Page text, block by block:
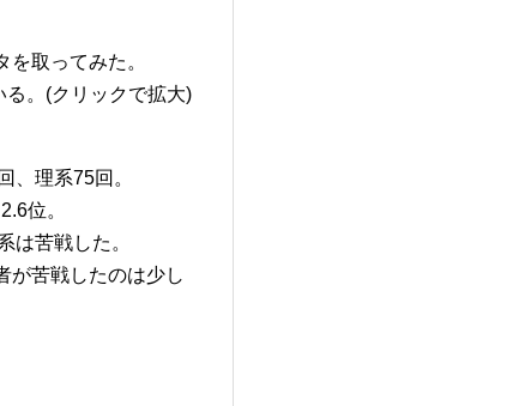
取ってみた。
。(クリックで拡大)
、理系75回。
位。
は苦戦した。
が苦戦したのは少し